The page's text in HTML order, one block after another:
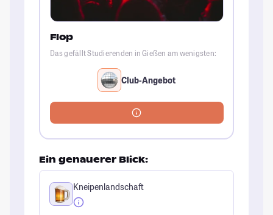
Flop
Das gefällt Studierenden in Gießen am wenigsten:
Club-Angebot
Ein genauerer Blick:
Kneipenlandschaft